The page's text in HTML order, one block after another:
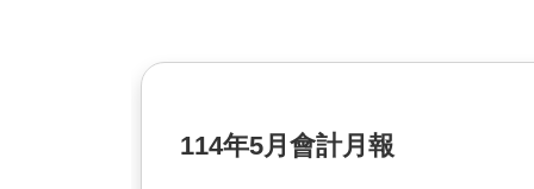
114年5月會計月報